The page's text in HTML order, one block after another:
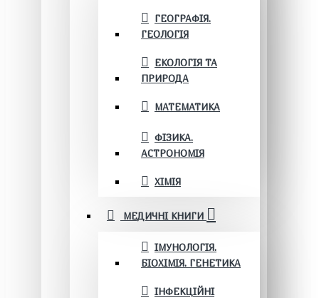
ГЕОГРАФІЯ.
ГЕОЛОГІЯ
ЕКОЛОГІЯ ТА
ПРИРОДА
МАТЕМАТИКА
ФІЗИКА.
АСТРОНОМІЯ
ХІМІЯ
МЕДИЧНІ КНИГИ
ІМУНОЛОГІЯ.
БІОХІМІЯ. ГЕНЕТИКА
ІНФЕКЦІЙНІ